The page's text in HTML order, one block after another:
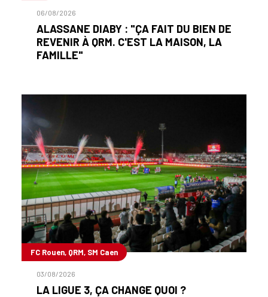
06/08/2026
ALASSANE DIABY : "ÇA FAIT DU BIEN DE
REVENIR À QRM. C'EST LA MAISON, LA
FAMILLE"
FC Rouen, QRM, SM Caen
03/08/2026
LA LIGUE 3, ÇA CHANGE QUOI ?